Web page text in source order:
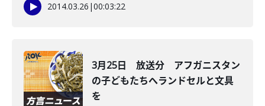
2014.03.26 |00:03:22
3月25日 放送分 アフガニスタン
の子どもたちへランドセルと文具
を